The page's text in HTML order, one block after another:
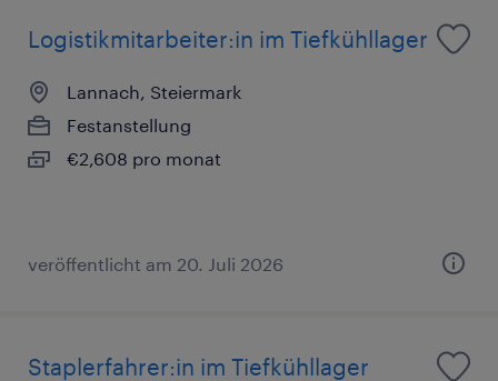
Logistikmitarbeiter:in im Tiefkühllager
Lannach, Steiermark
Festanstellung
€2,608 pro monat
veröffentlicht am 20. Juli 2026
Staplerfahrer:in im Tiefkühllager